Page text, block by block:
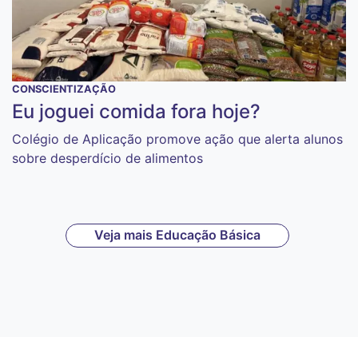
CONSCIENTIZAÇÃO
Eu joguei comida fora hoje?
Colégio de Aplicação promove ação que alerta alunos
sobre desperdício de alimentos
Veja mais Educação Básica